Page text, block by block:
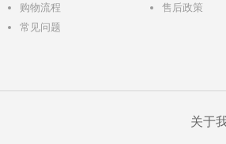
购物流程
常见问题
售后政策
关于